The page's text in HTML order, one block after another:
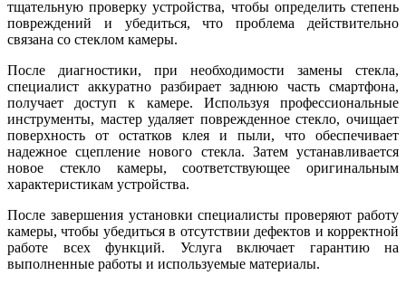
тщательную проверку устройства, чтобы определить степень
повреждений и убедиться, что проблема действительно
связана со стеклом камеры.
После диагностики, при необходимости замены стекла,
специалист аккуратно разбирает заднюю часть смартфона,
получает доступ к камере. Используя профессиональные
инструменты, мастер удаляет поврежденное стекло, очищает
поверхность от остатков клея и пыли, что обеспечивает
надежное сцепление нового стекла. Затем устанавливается
новое стекло камеры, соответствующее оригинальным
характеристикам устройства.
После завершения установки специалисты проверяют работу
камеры, чтобы убедиться в отсутствии дефектов и корректной
работе всех функций. Услуга включает гарантию на
выполненные работы и используемые материалы.